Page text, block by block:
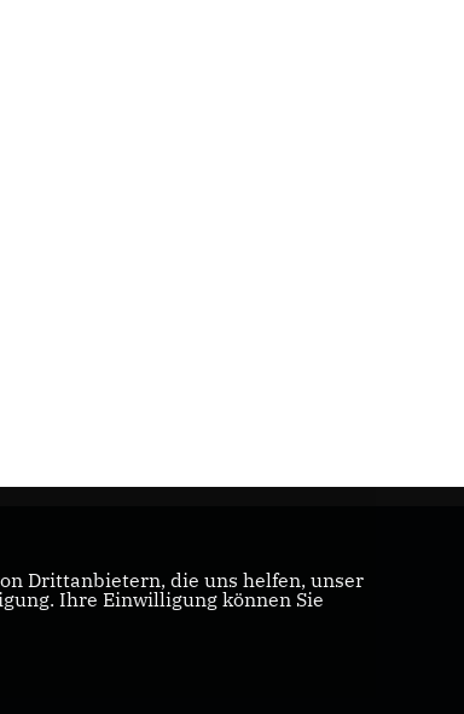
Drittanbietern, die uns helfen, unser
Ihre Einwilligung können Sie